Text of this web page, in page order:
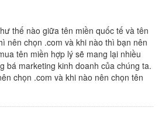
thế nào giữa tên miền quốc tế và tên
nên chọn .com và khi nào thì bạn nên
tên miền hợp lý sẽ mang lại nhiều
bá marketing kinh doanh của chúng ta.
chọn .com và khi nào nên chọn tên